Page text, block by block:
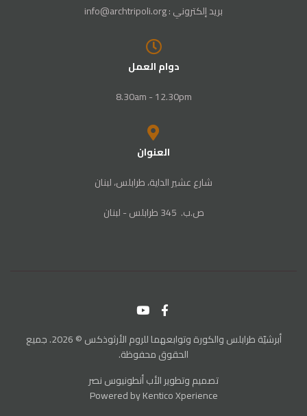
بريد إلكتروني : info@archtripoli.org
دوام العمل
8.30am - 12.30pm
العنوان
شارع عشير الداية، طرابلس، لبنان
ص‭.‬ب. ‬345‭ ‬ طرابلس‭ - ‬لبنان
أبرشيّة طرابلس والكورة وتوابعهما للروم الأرثوذكس © 2026. جميع
الحقوق محفوظة.
تصميم وتطويرالأب أنطونيوس نصر
Powered byKentico Xperience